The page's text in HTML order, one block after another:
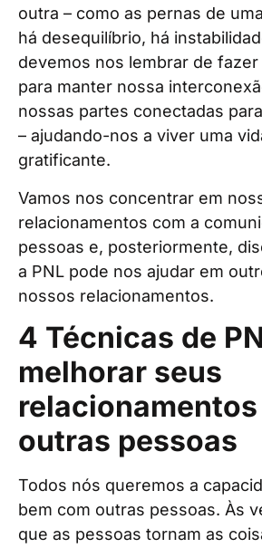
outra – como as pernas de
há desequilíbrio, há
devemos nos lembrar de
para manter nossa
nossas partes conectadas
– ajudando-nos a viver uma
gratificante.
Vamos nos concentrar em
relacionamentos com a
pessoas e, posteriormente,
a PNL pode nos ajudar em
nossos relacionamentos.
4 Técnicas de
melhorar seus
outras pessoas
Todos nós queremos a
bem com outras pessoas. Às
que as pessoas tornam as